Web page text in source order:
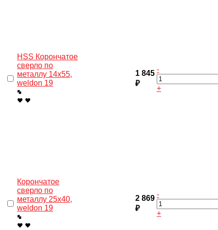
HSS Корончатое
сверло по
металлу 14x55,
weldon 19
1 845
₽
-
+
Корончатое
сверло по
металлу 25x40,
weldon 19
2 869
₽
-
+